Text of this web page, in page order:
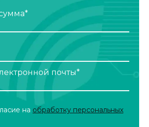
почты*
на обработку персональных